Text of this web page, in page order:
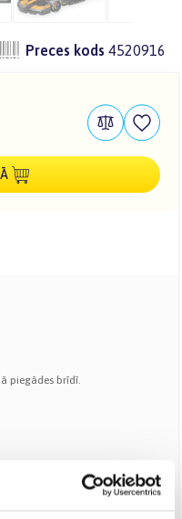
Preces kods 4520916
piegādes brīdī.